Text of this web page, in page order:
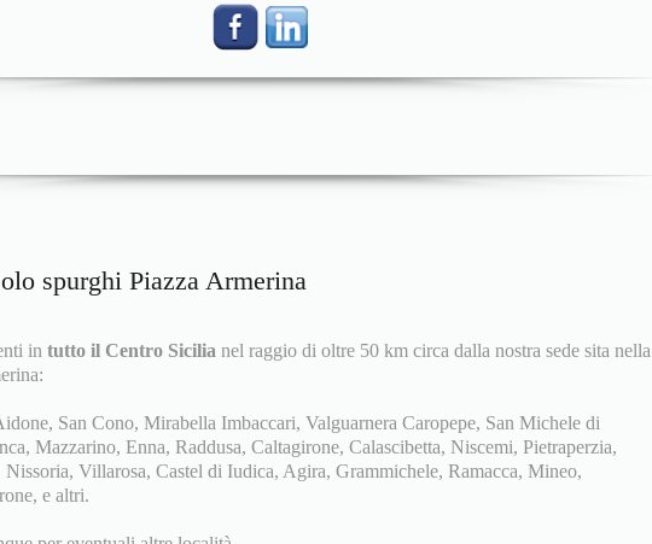
spurghi Piazza Armerina
in tutto il Centro Sicilia nel raggio di oltre 50 km circa dalla nostra sede sita nella
San Cono, Mirabella Imbaccari, Valguarnera Caropepe, San Michele di
Mazzarino, Enna, Raddusa, Caltagirone, Calascibetta, Niscemi, Pietraperzia,
Villarosa, Castel di Iudica, Agira, Grammichele, Ramacca, Mineo,
e altri.